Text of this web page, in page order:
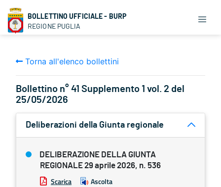
BOLLETTINO UFFICIALE - BURP
REGIONE PUGLIA
Torna all'elenco bollettini
Bollettino n° 41 Supplemento 1 vol. 2 del
25/05/2026
Deliberazioni della Giunta regionale
DELIBERAZIONE DELLA GIUNTA
REGIONALE 29 aprile 2026, n. 536
Scarica Ascolta